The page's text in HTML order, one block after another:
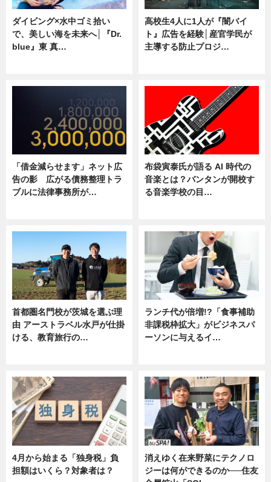
ダイビング×水中ゴミ拾い
で、美しい海を未来へ│『Dr.
blue』東 真…
高校生4人に1人が『闇バイ
ト』広告を経験│産官学民が
主導する防止プロジ…
「借金減らせます」ネット広
告の影 広がる債務整理トラ
ブルに法律事務所が…
布袋寅泰氏が語る AI 時代の
音楽とは？バンタンが開校す
る音楽学校の目…
首都圏名門校が茨城を選ぶ理
由 アーストラベル水戸が仕掛
ける、教育旅行の…
ランチ代が倍増!?「食事補助
非課税枠拡大」がビジネスパ
ーソンに与えるイ…
4月から始まる「独身税」負
担額はいくら？対象者は？
消えゆく在来野菜にテクノロ
ジーは何ができるのか──住友